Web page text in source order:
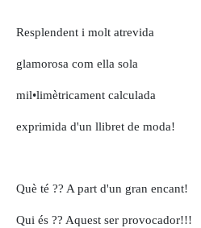
Resplendent i molt atrevida
glamorosa com ella sola
mil•limètricament calculada
exprimida d'un llibret de moda!
Què té ?? A part d'un gran encant!
Qui és ?? Aquest ser provocador!!!